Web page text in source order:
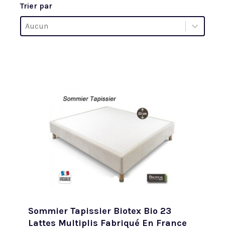
Trier par
Trier par
Trier par
Trier par
Sommier Tapissier Biotex Bio 23
Lattes Multiplis Fabriqué En France